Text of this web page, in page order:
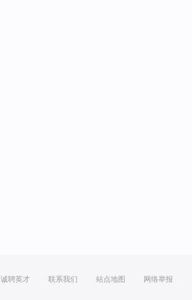
诚聘英才 联系我们 站点地图 网络举报